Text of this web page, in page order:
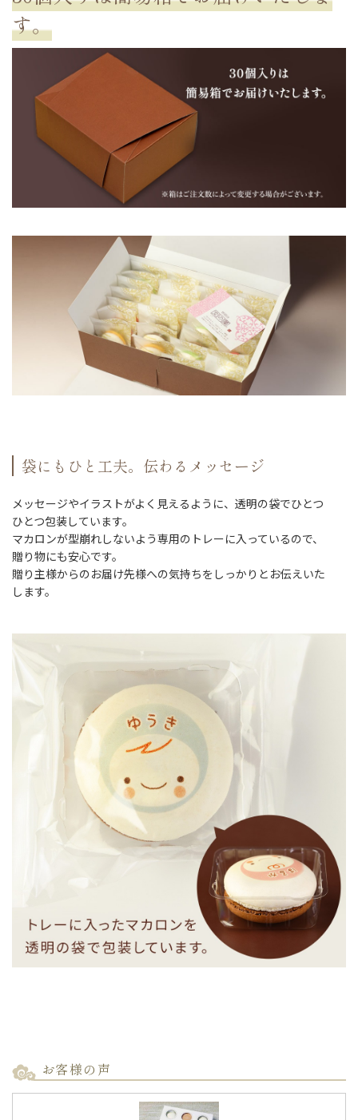
す。
袋にもひと工夫。伝わるメッセージ
メッセージやイラストがよく見えるように、透明の袋でひとつ
ひとつ包装しています。
マカロンが型崩れしないよう専用のトレーに入っているので、
贈り物にも安心です。
贈り主様からのお届け先様への気持ちをしっかりとお伝えいた
します。
お客様の声
お買い物を続ける